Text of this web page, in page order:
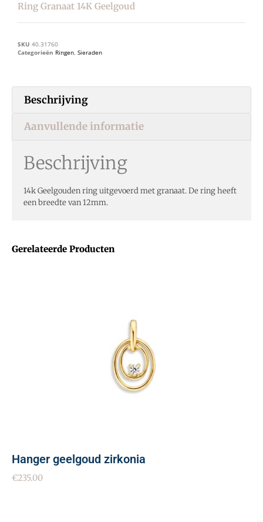
Gerelateerde Producten
Hanger geelgoud zirkonia
€235.00
Ring Granaat 14K Geelgoud
SKU 40.31760
Categorieën Ringen, Sieraden
Beschrijving
Aanvullende informatie
Beschrijving
14k Geelgouden ring uitgevoerd met granaat. De ring heeft
een breedte van 12mm.